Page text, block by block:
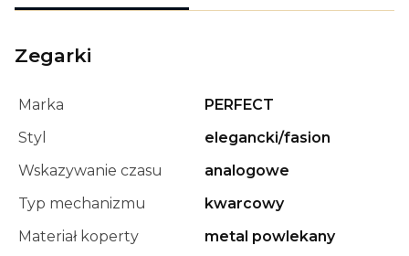
Zegarki
Marka
PERFECT
Styl
elegancki/fasion
Wskazywanie czasu
analogowe
Typ mechanizmu
kwarcowy
Materiał koperty
metal powlekany